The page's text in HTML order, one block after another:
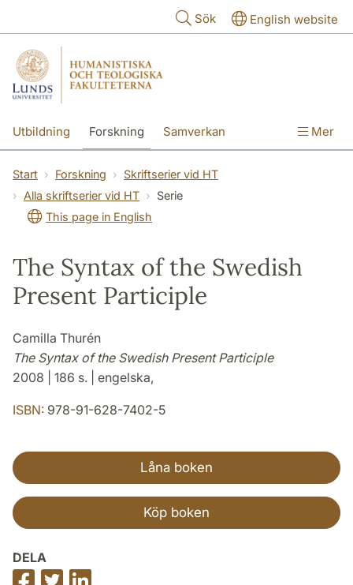
Sök English website
Utbildning Forskning Samverkan Mer
Start Forskning
Skriftserier vid HT
Alla skriftserier vid HT
Serie
This page in English
The Syntax of the Swedish
Present Participle
Camilla Thurén
The Syntax of the Swedish Present Participle
2008 | 186 s. | engelska,
ISBN: 978-91-628-7402-5
Låna boken
Köp boken
DELA
Dela Dela